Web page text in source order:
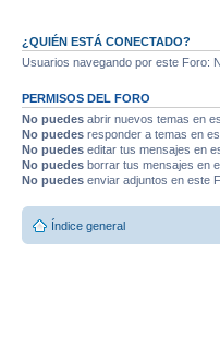
¿QUIÉN ESTÁ CONECTADO?
Usuarios navegando por este Foro:
PERMISOS DEL FORO
No puedes abrir nuevos temas en
No puedes responder a temas en
No puedes editar tus mensajes en
No puedes borrar tus mensajes en
No puedes enviar adjuntos en este
Índice general